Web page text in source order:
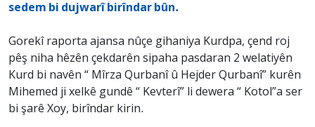
sedem bi dujwarî birîndar bûn.
Gorekî raporta ajansa nûçe gihaniya Kurdpa, çend roj
pêş niha hêzên çekdarên sipaha pasdaran 2 welatiyên
Kurd bi navên “ Mîrza Qurbanî û Hejder Qurbanî” kurên
Mihemed ji xelkê gundê “ Kevterî” li dewera “ Kotol”a ser
bi şarê Xoy, birîndar kirin.